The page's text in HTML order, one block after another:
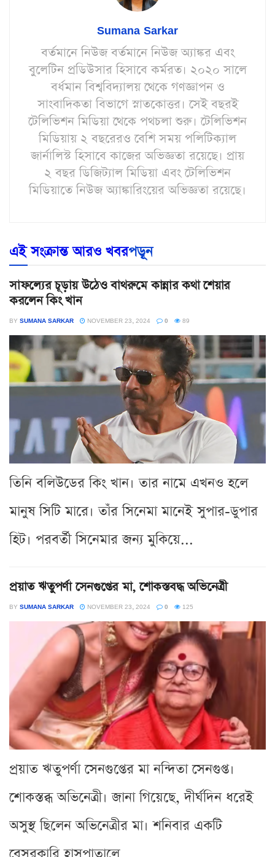
Sumana Sarkar
বর্তমানে নিউজ বর্তমানে নিউজ অ্যাঙ্কর এবং
বুলেটিন প্রডিউসার হিসাবে কর্মরত। ২০২০ সালে
বর্ধমান বিশ্ববিদ্যালয় থেকে গণজ্ঞাপন ও
সাংবাদিকতা বিভাগে স্নাতকোত্তর। সেই বছরই
টেলিভিশন মিডিয়া থেকে পথচলা শুরু। টেলিভিশন
মিডিয়ায় ২ বছরেরও বেশি সময় পলিটিক্যাল
জার্নালিস্ট হিসাবে কাজের অভিজ্ঞতা রয়েছে। প্রায়
২ বছর ডিজিট্যাল মিডিয়া এবং টেলিভিশন
মিডিয়াতে নিউজ অ্যাঙ্কারিংয়ের অভিজ্ঞতা রয়েছে।
এই সংক্রান্ত আরও খবরপড়ূন
সাফল্যের চূড়ায় উঠেও বাথরুমে কান্নার কথা শেয়ার
করলেন কিং খান
BY SUMANA SARKAR NOVEMBER 23, 2024 0 89
তিনি বলিউডের কিং খান। তার নামে এখনও হলে
মানুষ সিটি মারে। তাঁর সিনেমা মানেই সুপার-ডুপার
হিট। পরবর্তী সিনেমার জন্য মুকিয়ে...
প্রয়াত ঋতুপর্ণা সেনগুপ্তের মা, শোকস্তবদ্ধ অভিনেত্রী
BY SUMANA SARKAR NOVEMBER 23, 2024 0 125
প্রয়াত ঋতুপর্ণা সেনগুপ্তের মা নন্দিতা সেনগুপ্ত।
শোকস্তব্ধ অভিনেত্রী। জানা গিয়েছে, দীর্ঘদিন ধরেই
অসুস্থ ছিলেন অভিনেত্রীর মা। শনিবার একটি